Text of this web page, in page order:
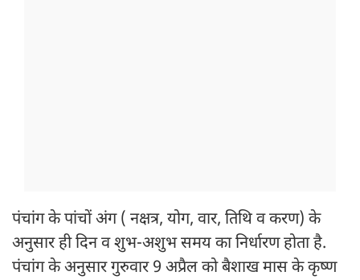
पंचांग के पांचों अंग ( नक्षत्र, योग, वार, तिथि व करण) के
अनुसार ही दिन व शुभ-अशुभ समय का निर्धारण होता है.
पंचांग के अनुसार गुरुवार 9 अप्रैल को बैशाख मास के कृष्ण